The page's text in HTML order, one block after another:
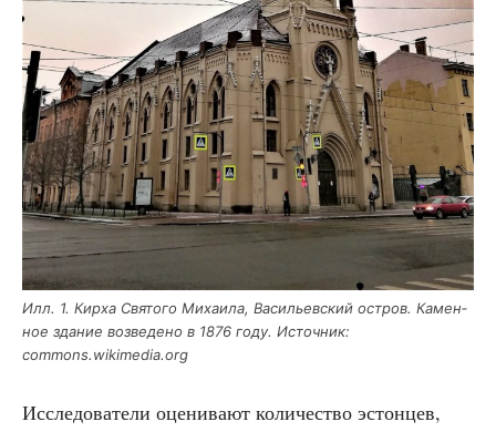
Илл. 1. Кир­ха Свя­то­го Миха­и­ла, Васи­льев­ский ост­ров. Камен­
ное зда­ние воз­ве­де­но в 1876 году. Источ­ник:
commons.wikimedia.org
Иссле­до­ва­те­ли оце­ни­ва­ют коли­че­ство эстон­цев,